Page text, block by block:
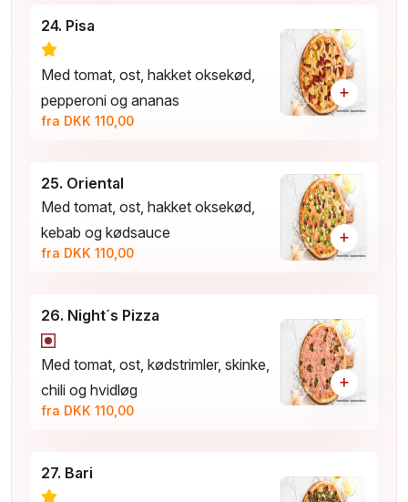
24. Pisa
Med tomat, ost, hakket oksekød,
pepperoni og ananas
fra DKK 110,00
+
25. Oriental
Med tomat, ost, hakket oksekød,
kebab og kødsauce
fra DKK 110,00
+
26. Night´s Pizza
Med tomat, ost, kødstrimler, skinke,
chili og hvidløg
fra DKK 110,00
+
27. Bari